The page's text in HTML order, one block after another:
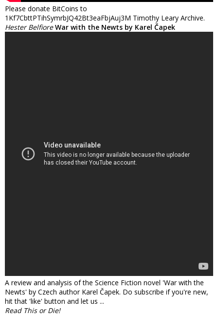
Please donate BitCoins to
1Kf7CbttPTihSymrbJQ42Bt3eaFbjAuj3M Timothy Leary Archive.
Hester Belfiore War with the Newts by Karel Čapek
A review and analysis of the Science Fiction novel 'War with the
Newts' by Czech author Karel Čapek. Do subscribe if you're new,
hit that 'like' button and let us ...
Read This or Die!